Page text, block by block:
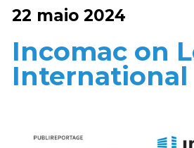
22 maio 2024
Incomac on
International